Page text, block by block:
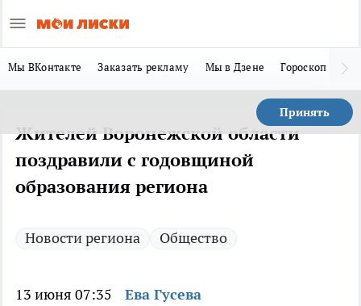
Мы ВКонтакте Заказать рекламу Мы в Дзене Гороскоп
Принять
Жителей Воронежской области
поздравили с годовщиной
образования региона
Новости региона Общество
13 июня 07:35 Ева Гусева